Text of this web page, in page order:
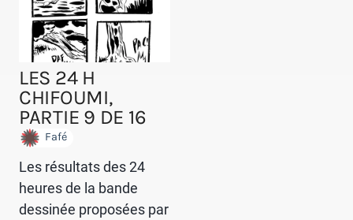
LES 24 H
CHIFOUMI,
PARTIE 9 DE 16
Fafé
Les résultats des 24
heures de la bande
dessinée proposées par